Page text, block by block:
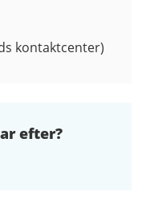
kontaktcenter)
efter?